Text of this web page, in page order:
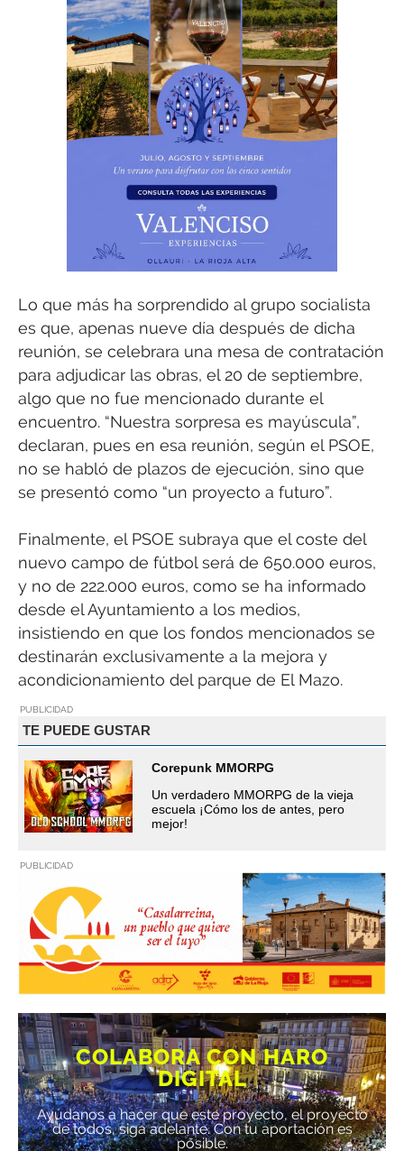
Lo que más ha sorprendido al grupo socialista
es que, apenas nueve día después de dicha
reunión, se celebrara una mesa de contratación
para adjudicar las obras, el 20 de septiembre,
algo que no fue mencionado durante el
encuentro. “Nuestra sorpresa es mayúscula”,
declaran, pues en esa reunión, según el PSOE,
no se habló de plazos de ejecución, sino que
se presentó como “un proyecto a futuro”.
Finalmente, el PSOE subraya que el coste del
nuevo campo de fútbol será de 650.000 euros,
y no de 222.000 euros, como se ha informado
desde el Ayuntamiento a los medios,
insistiendo en que los fondos mencionados se
destinarán exclusivamente a la mejora y
acondicionamiento del parque de El Mazo.
PUBLICIDAD
TE PUEDE GUSTAR
Corepunk MMORPG
Un verdadero MMORPG de la vieja
escuela ¡Cómo los de antes, pero
mejor!
PUBLICIDAD
COLABORA CON HARO
DIGITAL
Ayúdanos a hacer que este proyecto, el proyecto
de todos, siga adelante. Con tu aportación es
posible.